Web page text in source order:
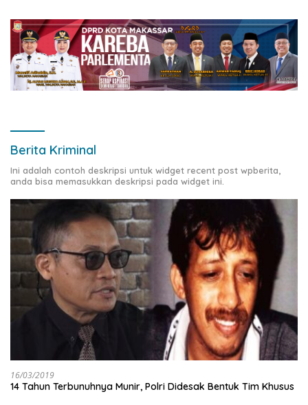
Berita Kriminal
Ini adalah contoh deskripsi untuk widget recent post wpberita,
anda bisa memasukkan deskripsi pada widget ini.
16/03/2019
14 Tahun Terbunuhnya Munir, Polri Didesak Bentuk Tim Khusus